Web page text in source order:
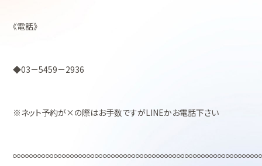
《電話》
◆03－5459－2936
※ネット予約が×の際はお手数ですがLINEかお電話下さい